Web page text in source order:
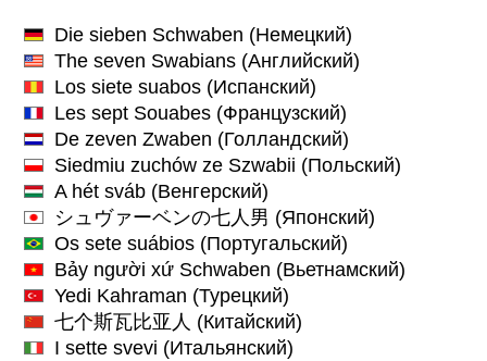
Die sieben Schwaben (Немецкий)
The seven Swabians (Английский)
Los siete suabos (Испанский)
Les sept Souabes (Французский)
De zeven Zwaben (Голландский)
Siedmiu zuchów ze Szwabii (Польский)
A hét sváb (Венгерский)
シュヴァーベンの七人男 (Японский)
Os sete suábios (Португальский)
Bảy người xứ Schwaben (Вьетнамский)
Yedi Kahraman (Турецкий)
七个斯瓦比亚人 (Китайский)
I sette svevi (Итальянский)